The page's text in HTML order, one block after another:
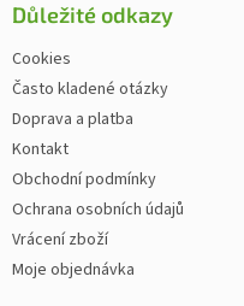
Důležité odkazy
Cookies
Často kladené otázky
Doprava a platba
Kontakt
Obchodní podmínky
Ochrana osobních údajů
Vrácení zboží
Moje objednávka